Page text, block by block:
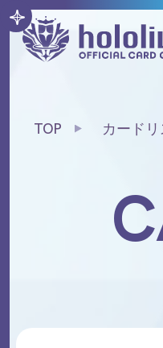
TOP カードリ